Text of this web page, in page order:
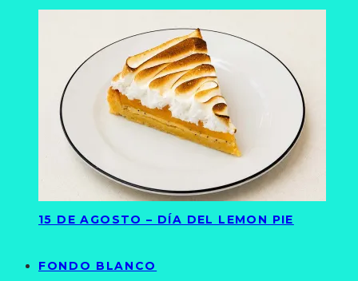
15 DE AGOSTO – DÍA DEL LEMON PIE
FONDO BLANCO